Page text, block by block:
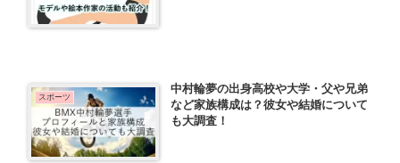
スポーツ
中村輪夢の出身高校や大学・父や兄弟
など家族構成は？彼女や結婚について
も大調査！